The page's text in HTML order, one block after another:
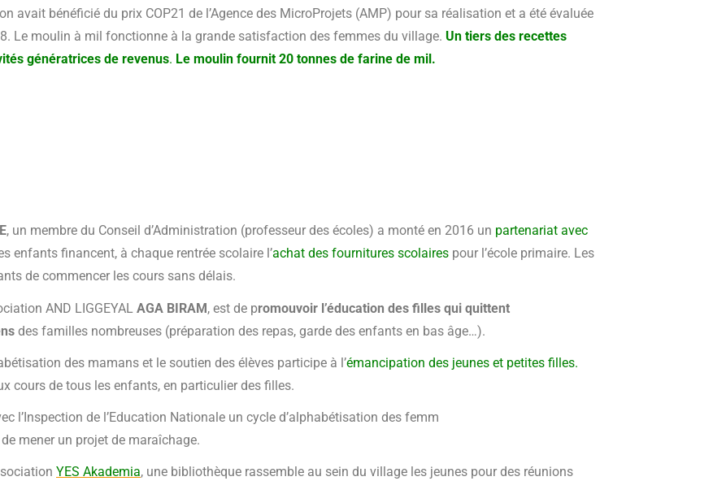
avait bénéficié du prix COP21 de l’Agence des MicroProjets (AMP) pour sa réalisation et a été évaluée
Le moulin à mil fonctionne à la grande satisfaction des femmes du village. Un tiers des recettes
génératrices de revenus. Le moulin fournit 20 tonnes de farine de mil.
, un membre du Conseil d’Administration (professeur des écoles) a monté en 2016 un partenariat avec
enfants financent, à chaque rentrée scolaire l’achat des fournitures scolaires pour l’école primaire. Les
de commencer les cours sans délais.
AND LIGGEYAL AGA BIRAM, est de promouvoir l’éducation des filles qui quittent
des familles nombreuses (préparation des repas, garde des enfants en bas âge…).
des mamans et le soutien des élèves participe à l’émancipation des jeunes et petites filles.
cours de tous les enfants, en particulier des filles.
l’Inspection de l’Education Nationale un cycle d’alphabétisation des femm
mener un projet de maraîchage.
YES Akademia, une bibliothèque rassemble au sein du village les jeunes pour des réunions